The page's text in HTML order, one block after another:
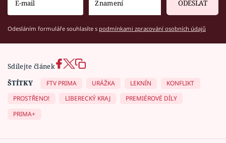
ODESLAT
Odesláním formuláře souhlasíte s podmínkami zpracování osobních údajů
Sdílejte článek
ŠTÍTKY
FTV PRIMA URÁŽKA LEKNÍN
KONFLIKT
PROSTŘENO!
LIBERECKÝ KRAJ
PREMIÉROVÉ DÍLY
PRIMA+